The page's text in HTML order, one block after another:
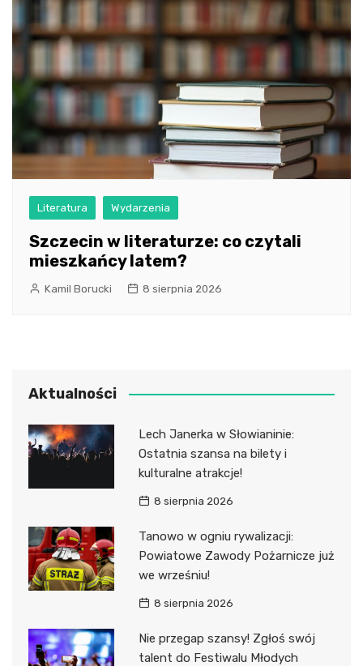
Literatura Wydarzenia
Szczecin w literaturze: co czytali
mieszkańcy latem?
Kamil Borucki 8 sierpnia 2026
Aktualności
Lech Janerka w Słowianinie:
Ostatnia szansa na bilety i
kulturalne atrakcje!
8 sierpnia 2026
Tanowo w ogniu rywalizacji:
Powiatowe Zawody Pożarnicze już
we wrześniu!
8 sierpnia 2026
Nie przegap szansy! Zgłoś swój
talent do Festiwalu Młodych